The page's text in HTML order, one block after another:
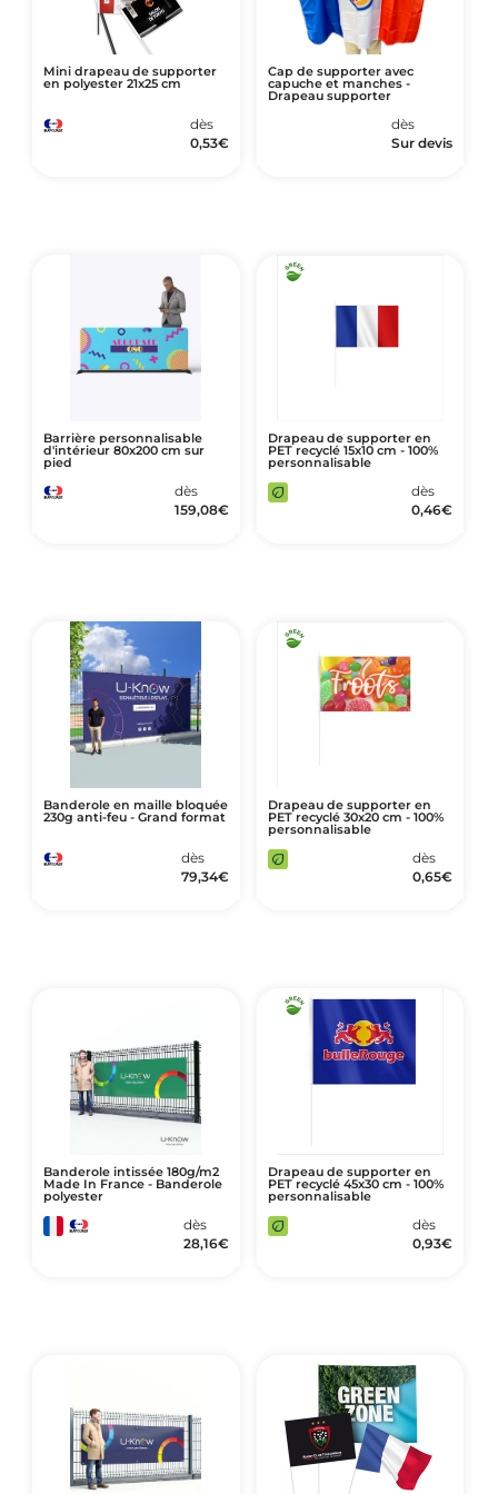
Mini drapeau de supporter
en polyester 21x25 cm
dès
0,53€
Cap de supporter avec
capuche et manches -
Drapeau supporter
dès
Sur devis
Barrière personnalisable
d'intérieur 80x200 cm sur
pied
dès
159,08€
Drapeau de supporter en
PET recyclé 15x10 cm - 100%
personnalisable
dès
0,46€
Banderole en maille bloquée
230g anti-feu - Grand format
dès
79,34€
Drapeau de supporter en
PET recyclé 30x20 cm - 100%
personnalisable
dès
0,65€
Banderole intissée 180g/m2
Made In France - Banderole
polyester
dès
28,16€
Drapeau de supporter en
PET recyclé 45x30 cm - 100%
personnalisable
dès
0,93€